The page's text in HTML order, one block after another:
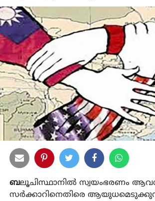
ബലൂചിസ്ഥാനിൽ സ്വയംഭരണം
സർക്കാറിനെതിരെ